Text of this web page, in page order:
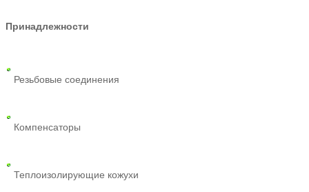
Принадлежности
Резьбовые соединения
Компенсаторы
Теплоизолирующие кожухи